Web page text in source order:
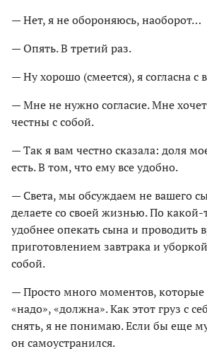
— Нет, я не обороняюсь, наоборот…
— Опять. В третий раз.
— Ну хорошо (смеется), я согласна
— Мне не нужно согласие. Мне
честны с собой.
— Так я вам честно сказала: доля
есть. В том, что ему все удобно.
— Света, мы обсуждаем не вашего
делаете со своей жизнью. По
удобнее опекать сына и проводить
приготовлением завтрака и
собой.
— Просто много моментов, которые
«надо», «должна». Как этот груз с
снять, я не понимаю. Если бы еще
он самоустранился.